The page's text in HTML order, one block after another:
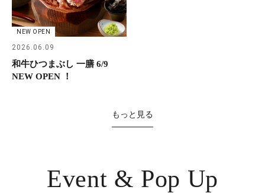
NEW OPEN
2026.06.09
和牛ひつまぶし 一膳 6/9
NEW OPEN ！
もっと見る
Event & Pop Up